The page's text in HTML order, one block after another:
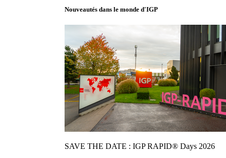
Nouveautés dans le monde d'IGP
SAVE THE DATE : IGP RAPID® Days 2026